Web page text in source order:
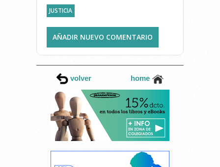
JUSTICIA
AÑADIR NUEVO COMENTARIO
volver home